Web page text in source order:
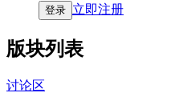
登录 立即注册
版块列表
讨论区